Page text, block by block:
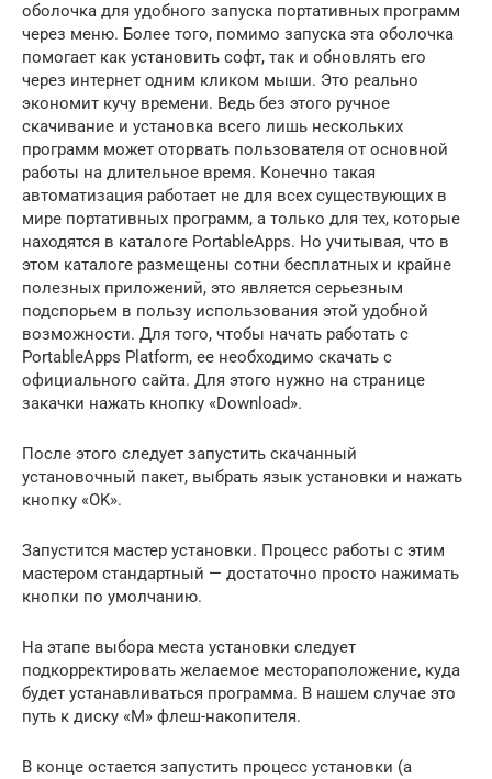
оболочка для удобного запуска портативных программ
через меню. Более того, помимо запуска эта оболочка
помогает как установить софт, так и обновлять его
через интернет одним кликом мыши. Это реально
экономит кучу времени. Ведь без этого ручное
скачивание и установка всего лишь нескольких
программ может оторвать пользователя от основной
работы на длительное время. Конечно такая
автоматизация работает не для всех существующих в
мире портативных программ, а только для тех, которые
находятся в каталоге PortableApps. Но учитывая, что в
этом каталоге размещены сотни бесплатных и крайне
полезных приложений, это является серьезным
подспорьем в пользу использования этой удобной
возможности. Для того, чтобы начать работать с
PortableApps Platform, ее необходимо скачать с
официального сайта. Для этого нужно на странице
закачки нажать кнопку «Download».
После этого следует запустить скачанный
установочный пакет, выбрать язык установки и нажать
кнопку «OK».
Запустится мастер установки. Процесс работы с этим
мастером стандартный — достаточно просто нажимать
кнопки по умолчанию.
На этапе выбора места установки следует
подкорректировать желаемое местораположение, куда
будет устанавливаться программа. В нашем случае это
путь к диску «M» флеш-накопителя.
В конце остается запустить процесс установки (а